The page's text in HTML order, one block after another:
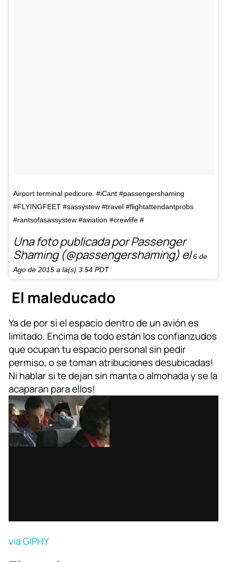
Airport terminal pedicure. #iCant #passengershaming
#FLYINGFEET #sassystew #travel #flightattendantprobs
#rantsofasassystew #aviation #crewlife #
Una foto publicada por Passenger
Shaming (@passengershaming) el6 de
Ago de 2015 a la(s) 3:54 PDT
El maleducado
Ya de por si el espacio dentro de un avión es
limitado. Encima de todo están los confianzudos
que ocupan tu espacio personal sin pedir
permiso, o se toman atribuciones desubicadas!
Ni hablar si te dejan sin manta o almohada y se la
acaparan para ellos!
via GIPHY